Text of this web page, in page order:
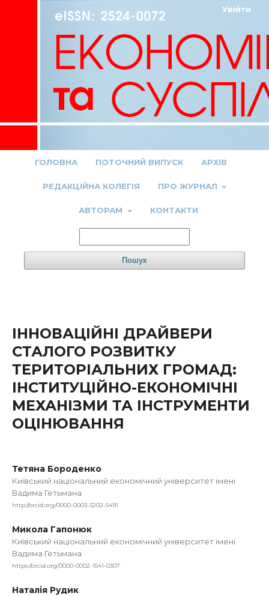
ГОЛОВНА ПОТОЧНИЙ ВИПУСК АРХІВ
РЕДАКЦІЙНА КОЛЕГІЯ ПРО ЖУРНАЛ
АВТОРАМ КОНТАКТИ
Пошук
Увійти
ІННОВАЦІЙНІ ДРАЙВЕРИ
СТАЛОГО РОЗВИТКУ
ТЕРИТОРІАЛЬНИХ ГРОМАД:
ІНСТИТУЦІЙНО-ЕКОНОМІЧНІ
МЕХАНІЗМИ ТА ІНСТРУМЕНТИ
ОЦІНЮВАННЯ
Тетяна Бороденко
Київський національний економічний університет імені
Вадима Гетьмана
http://orcid.org/0000-0003-3202-5491
Микола Гапонюк
Київський національний економічний університет імені
Вадима Гетьмана
https://orcid.org/0000-0002-1541-0307
Наталія Рудик